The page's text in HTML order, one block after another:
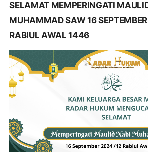
SELAMAT MEMPERINGATI
MUHAMMAD SAW 16
RABIUL AWAL 1446